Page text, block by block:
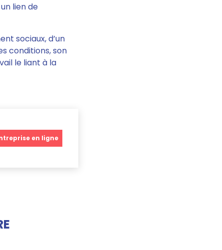
lien de
sociaux, d’un
conditions, son
le liant à la
en ligne